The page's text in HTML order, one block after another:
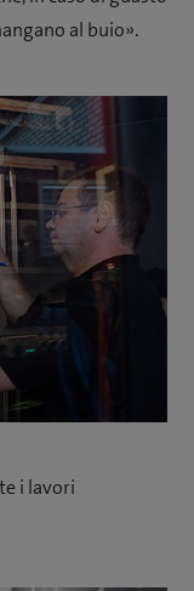
al buio».
i lavori